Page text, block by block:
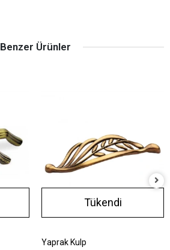
Benzer Ürünler
Tükendi
Yaprak Kulp